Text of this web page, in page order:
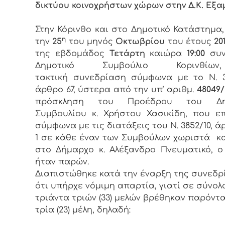
δικτύου κοινοχρήστων χώρων στην Δ.Κ.
Στην Κόρινθο και στο Δημοτικό
την 25η του μηνός Οκτωβρίου του έτους
της εβδομάδος Τετάρτη καιώρα19:00
Δημοτικό Συμβούλιο
τακτική συνεδρίαση σύμφωνα με το Ν.
άρθρο 67, ύστερα από την υπ’ αριθμ. 48049/
πρόσκληση του Προέδρου του
Συμβουλίου κ. Χρήστου Χασικίδη, που
σύμφωνα με τις διατάξεις του Ν. 3852/10,
1 σε κάθε έναν των Συμβούλων χωριστά
στο Δήμαρχο κ. Αλέξανδρο Πνευματικό,
ήταν παρών.
Διαπιστώθηκε κατά την έναρξη της
ότι υπήρχε νόμιμη απαρτία, γιατί σε
τριάντα τριών (33) μελών βρέθηκαν παρόντα
τρία (23) μέλη, δηλαδή: